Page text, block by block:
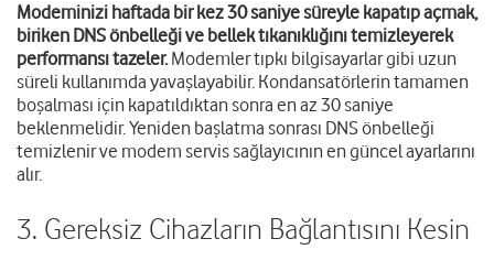
Modeminizi haftada bir kez 30 saniye süreyle kapatıp açmak,
biriken DNS önbelleği ve bellek tıkanıklığını temizleyerek
performansı tazeler.Modemler tıpkı bilgisayarlar gibi uzun
süreli kullanımda yavaşlayabilir. Kondansatörlerin tamamen
boşalması için kapatıldıktan sonra en az 30 saniye
beklenmelidir. Yeniden başlatma sonrası DNS önbelleği
temizlenir ve modem servis sağlayıcının en güncel ayarlarını
alır.
3. Gereksiz Cihazların Bağlantısını Kesin